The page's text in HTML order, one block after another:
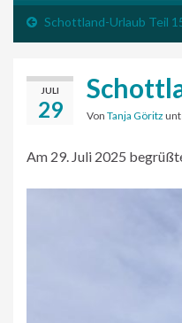
Schottland-Urlaub Teil
JULI
29 Von Tanja Göritz
Am 29. Juli 2025